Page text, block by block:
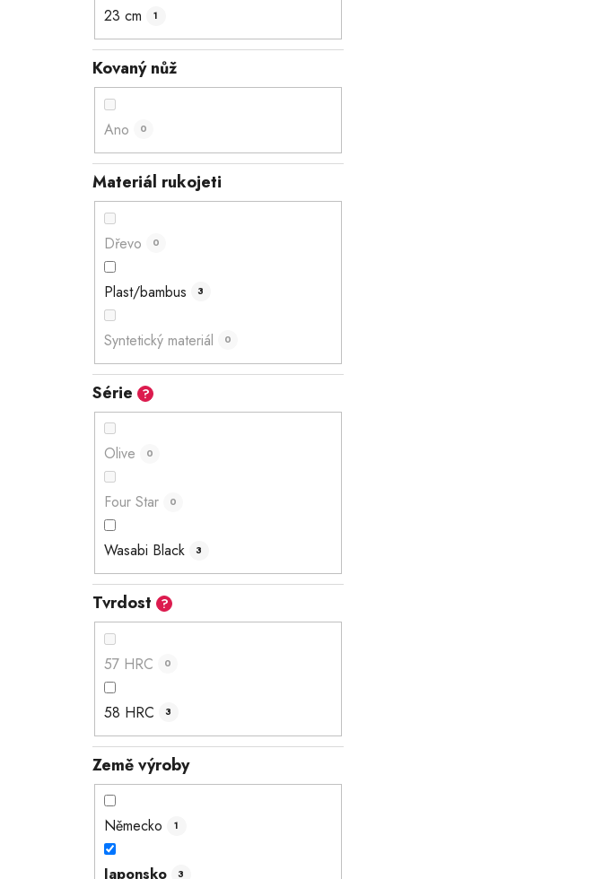
23 cm 1
Kovaný nůž
Ano 0
Materiál rukojeti
Dřevo 0
Plast/bambus 3
Syntetický materiál 0
Série ?
Olive 0
Four Star 0
Wasabi Black 3
Tvrdost ?
57 HRC 0
58 HRC 3
Země výroby
Německo 1
Japonsko 3